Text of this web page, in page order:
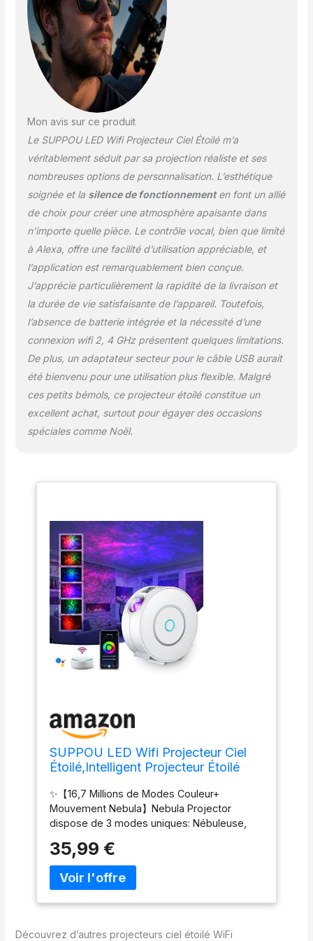
ajustez la luminosité, écoutez de la musique,
répondez à vos besoins de contrôle
intelligent et partagez l'équipement avec la
famille. ✨【Bricolage, Effets d'Image 3D】
Les lampes de projection fournissent des
effets de projection 3D uniques, une
résolution d'image élevée et des effets
visuels réalistes, la zone de projection est
agrandie et la lumière peut couvrir toute la
pièce.Et les couleurs et les motifs de la
nébuleuse sont plus clairs et plus réalistes.
Vous pouvez égalemsent ajuster librement
les changements de couleur de la nébuleue,
est le meilleur projecteur de nébuleuses.
✨【Mode 4 Scènes et Fonction de
Synchronisation】 Ajout de quatre types
différents de paramètres de scène (sommeil
/ romantique / fête / détente), peut convenir
à différentes occasions pour une expérience
encore plus immersive. De plus, vous
pouvez régler intelligemment l'heure
d'allumer et d'éteindre automatiquement,
grâce à la technologie avancée de réduction
du bruit, vous pouvez dormir plus
paisiblement. ✨【4 Directions de Projection
Réglables】Fournit quatre angles de
projection différents (30 ° / 45 ° / 60 ° et
sol, au mur ou dans n'importe quelle
direction, vous pouvez vous connecter à
Mon avis sur ce produit
Le SUPPOU LED Wifi Projecteur Ciel Étoilé m’a
véritablement séduit par sa projection réaliste et ses
nombreuses options de personnalisation. L’esthétique
soignée et la silence de fonctionnementen font un allié
de choix pour créer une atmosphère apaisante dans
n’importe quelle pièce. Le contrôle vocal, bien que limité
à Alexa, offre une facilité d’utilisation appréciable, et
l’application est remarquablement bien conçue.
J’apprécie particulièrement la rapidité de la livraison et
la durée de vie satisfaisante de l’appareil. Toutefois,
l’absence de batterie intégrée et la nécessité d’une
connexion wifi 2, 4 GHz présentent quelques limitations.
De plus, un adaptateur secteur pour le câble USB aurait
été bienvenu pour une utilisation plus flexible. Malgré
ces petits bémols, ce projecteur étoilé constitue un
excellent achat, surtout pour égayer des occasions
spéciales comme Noël.
SUPPOU LED Wifi Projecteur Ciel
Étoilé,Intelligent Projecteur Étoilé
vocal/Connexion
WiFi/Minuterie,Chambre
Décorer,Cadeau,Noël (Blanc)
✨【16,7 Millions de Modes Couleur+
Mouvement Nebula】Nebula Projector
dispose de 3 modes uniques: Nébuleuse,
nous démarquons davantage. Vous pouvez
également contrôler la vitesse de
déplacement de la nébuleuse.Ils peuvent
35,99 €
Découvrez d’autres projecteurs ciel étoilé WiFi